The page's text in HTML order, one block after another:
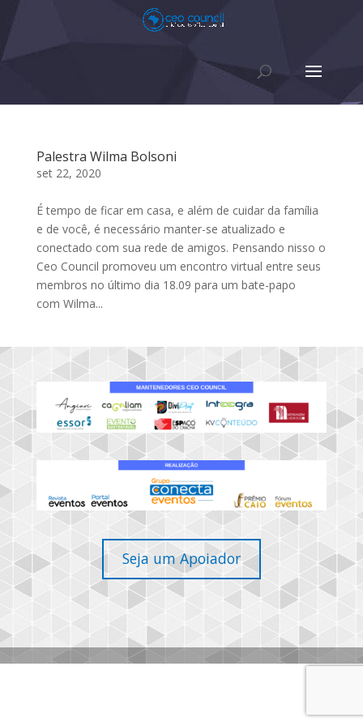
Palestra Wilma Bolsoni
set 22, 2020
É tempo de ficar em casa, e além de cuidar da família
e de você, é necessário manter-se atualizado e
conectado com sua rede de amigos. Pensando nisso o
Ceo Council promoveu um encontro virtual entre seus
membros no último dia 18.09 para um bate-papo
com Wilma...
Seja um Apoiador